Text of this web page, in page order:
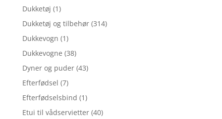
Dukketøj (1)
Dukketøj og tilbehør (314)
Dukkevogn (1)
Dukkevogne (38)
Dyner og puder (43)
Efterfødsel (7)
Efterfødselsbind (1)
Etui til vådservietter (40)